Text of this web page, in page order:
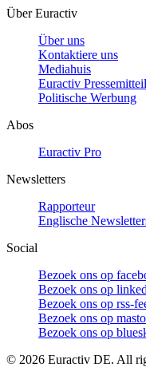
Über Euractiv
Über uns
Kontaktiere uns
Mediahuis
Euractiv
Politische Werbung
Abos
Euractiv Pro
Newsletters
Rapporteur
Englische
Social
Bezoek ons op
Bezoek ons op
Bezoek ons op rss-
Bezoek ons op
Bezoek ons op
© 2026 Euractiv DE. All